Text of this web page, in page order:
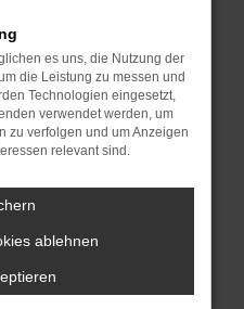
wie Werbeblocker,
Seiten
die Seite in einem
in einem privaten
vorübergehende
Browser und dein
neuesten Stand
es uns, die Nutzung der
die Leistung zu messen und
Technologien eingesetzt,
verwendet werden, um
zu verfolgen und um Anzeigen
relevant sind.
ablehnen